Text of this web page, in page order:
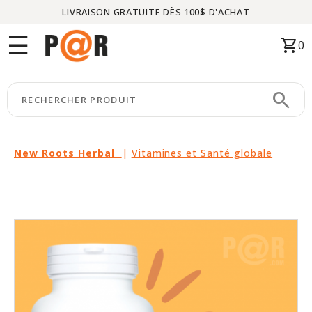
LIVRAISON GRATUITE DÈS 100$ D'ACHAT
☰ shopping_cart0
search
New Roots Herbal | Vitamines et Santé globale
Menu
CATÉGORIES
keyboard_arrow_right
MARQUES
keyboard_arrow_right
VEDETTE
LIQUIDATION
PARTENAIRES